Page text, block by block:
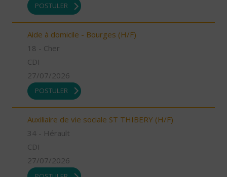
POSTULER
Aide à domicile - Bourges (H/F)
18 - Cher
CDI
27/07/2026
POSTULER
Auxiliaire de vie sociale ST THIBERY (H/F)
34 - Hérault
CDI
27/07/2026